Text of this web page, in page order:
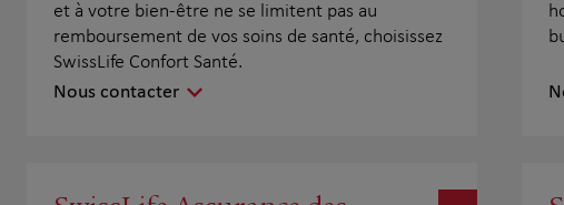
et à votre bien-être ne se limitent pas au
remboursement de vos soins de santé, choisissez
SwissLife Confort Santé.
Nous contacter